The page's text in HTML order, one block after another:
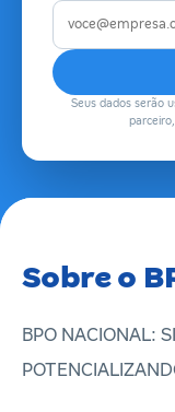
Seus dados serão
Sobre o
BPO NACIONAL: